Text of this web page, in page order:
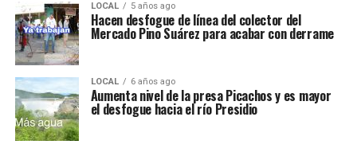
LOCAL 5 años ago
Hacen desfogue de línea del colector del
Mercado Pino Suárez para acabar con derrame
LOCAL 6 años ago
Aumenta nivel de la presa Picachos y es mayor
el desfogue hacia el río Presidio